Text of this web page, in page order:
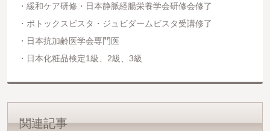
緩和ケア研修・日本静脈経腸栄養学会研修会修了
ボトックスビスタ・ジュビダームビスタ受講修了
日本抗加齢医学会専門医
日本化粧品検定1級、2級、3級
関連記事